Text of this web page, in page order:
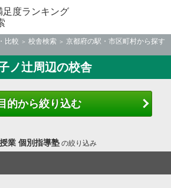
足度ランキング
比較 校舎検索
京都府の駅・市区町村から探す
ノ辻周辺の校舎
的から絞り込む
業 個別指導塾の絞り込み